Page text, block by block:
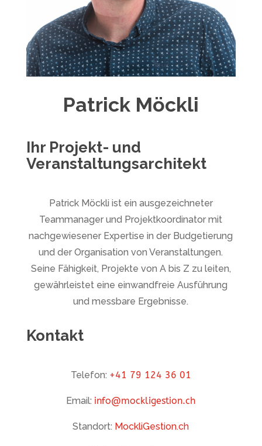
Patrick Möckli
Ihr Projekt- und
Veranstaltungsarchitekt
Patrick Möckli ist ein ausgezeichneter
Teammanager und Projektkoordinator mit
nachgewiesener Expertise in der Budgetierung
und der Organisation von Veranstaltungen.
Seine Fähigkeit, Projekte von A bis Z zu leiten,
gewährleistet eine einwandfreie Ausführung
und messbare Ergebnisse.
Kontakt
Telefon: +41 79 124 36 01
Email: info@mockligestion.ch
Standort: MockliGestion.ch